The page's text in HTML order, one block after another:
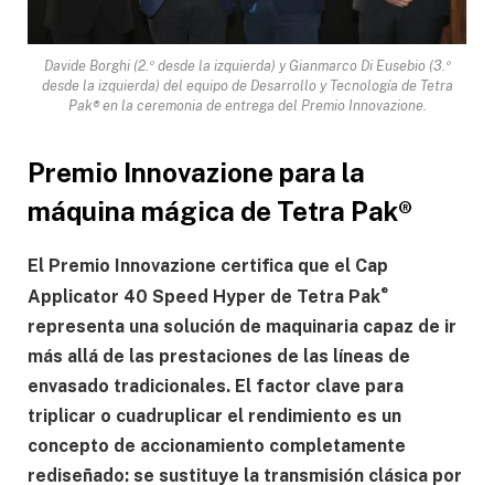
Davide Borghi (2.º desde la izquierda) y Gianmarco Di Eusebio (3.º
desde la izquierda) del equipo de Desarrollo y Tecnología de Tetra
Pak® en la ceremonia de entrega del Premio Innovazione.
Premio Innovazione para la
máquina mágica de Tetra Pak®
El Premio Innovazione certifica que el Cap
Applicator 40 Speed Hyper de Tetra Pak®
representa una solución de maquinaria capaz de ir
más allá de las prestaciones de las líneas de
envasado tradicionales. El factor clave para
triplicar o cuadruplicar el rendimiento es un
concepto de accionamiento completamente
rediseñado: se sustituye la transmisión clásica por